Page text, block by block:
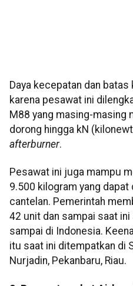
Daya kecepatan dan
karena pesawat ini
M88 yang masing-masing
dorong hingga kN
afterburner.
Pesawat ini juga mampu
9.500 kilogram yang
cantelan. Pemerintah
42 unit dan sampai saat
sampai di Indonesia.
itu saat ini ditempatkan di
Nurjadin, Pekanbaru, Riau.